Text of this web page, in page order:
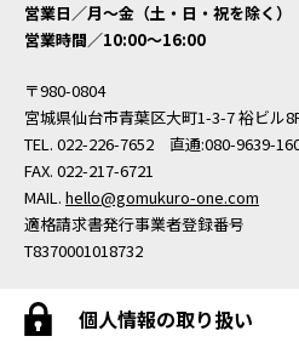
営業日／月〜金（土・日・祝を除く）
営業時間／10:00〜16:00
〒980-0804
宮城県仙台市青葉区大町1-3-7 裕ビル
TEL. 022-226-7652 直通:080-9639-
FAX. 022-217-6721
MAIL. hello@gomukuro-one.com
適格請求書発行事業者登録番号
T8370001018732
個人情報の取り扱い